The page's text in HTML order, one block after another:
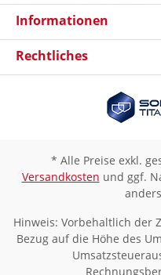
Informationen
Rechtliches
* Alle Preise exkl.
Versandkosten und ggf.
Hinweis: Vorbehaltlich der
Bezug auf die Höhe des